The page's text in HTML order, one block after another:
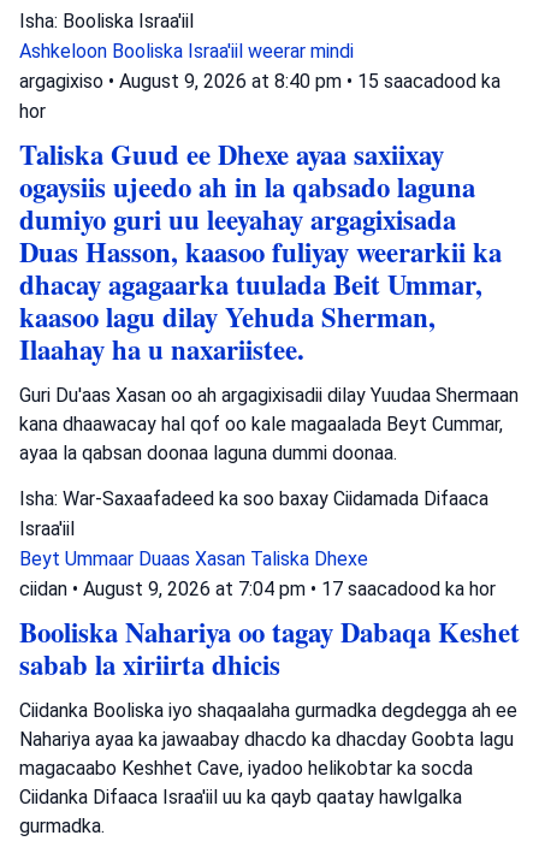
Isha: Booliska Israa'iil
Ashkeloon Booliska Israa'iil weerar mindi
argagixiso • August 9, 2026 at 8:40 pm • 15 saacadood ka
hor
Taliska Guud ee Dhexe ayaa saxiixay
ogaysiis ujeedo ah in la qabsado laguna
dumiyo guri uu leeyahay argagixisada
Duas Hasson, kaasoo fuliyay weerarkii ka
dhacay agagaarka tuulada Beit Ummar,
kaasoo lagu dilay Yehuda Sherman,
Ilaahay ha u naxariistee.
Guri Du'aas Xasan oo ah argagixisadii dilay Yuudaa Shermaan
kana dhaawacay hal qof oo kale magaalada Beyt Cummar,
ayaa la qabsan doonaa laguna dummi doonaa.
Isha: War-Saxaafadeed ka soo baxay Ciidamada Difaaca
Israa'iil
Beyt Ummaar Duaas Xasan Taliska Dhexe
ciidan • August 9, 2026 at 7:04 pm • 17 saacadood ka hor
Booliska Nahariya oo tagay Dabaqa Keshet
sabab la xiriirta dhicis
Ciidanka Booliska iyo shaqaalaha gurmadka degdegga ah ee
Nahariya ayaa ka jawaabay dhacdo ka dhacday Goobta lagu
magacaabo Keshhet Cave, iyadoo helikobtar ka socda
Ciidanka Difaaca Israa'iil uu ka qayb qaatay hawlgalka
gurmadka.